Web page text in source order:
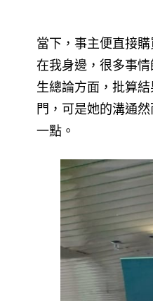
當下，事主便直接
在我身邊，很多事
生總論方面，批算
門，可是她的溝通
一點。